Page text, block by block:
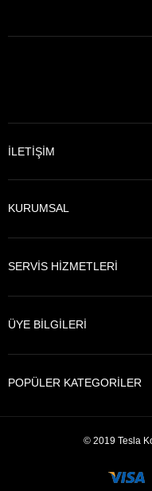
İLETİŞİM
KURUMSAL
SERVİS HİZMETLERİ
ÜYE BİLGİLERİ
POPÜLER KATEGORİLER
© 2019 Tesla